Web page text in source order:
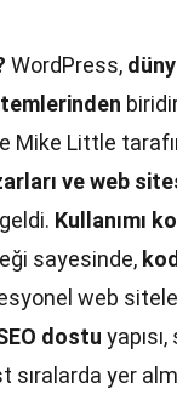
WordPress,
Mike Little
ve web
Kullanımı
sayesinde,
web
dostu
sıralarda yer